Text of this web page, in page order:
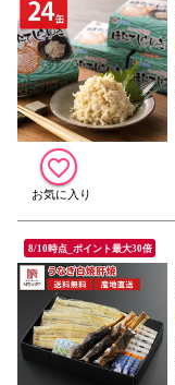
8/10時点_ポイント最大30倍